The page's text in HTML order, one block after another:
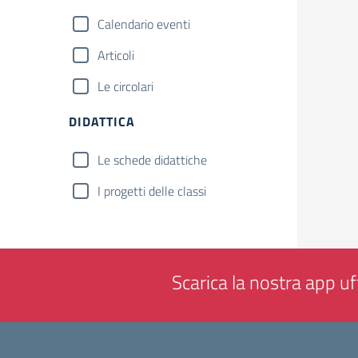
Calendario eventi
Articoli
Le circolari
DIDATTICA
Le schede didattiche
I progetti delle classi
Scarica la nostra app